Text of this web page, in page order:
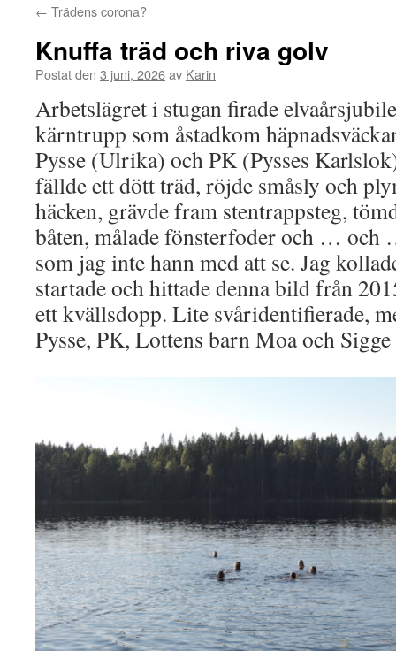
← Trädens corona?
Knuffa träd och riva golv
Postat den 3 juni, 2026av Karin
Arbetslägret i stugan firade
kärntrupp som åstadkom
Pysse (Ulrika) och PK (Pysses
fällde ett dött träd, röjde småsly och
häcken, grävde fram stentrappsteg,
båten, målade fönsterfoder och … och
som jag inte hann med att se. Jag
startade och hittade denna bild från
ett kvällsdopp. Lite svåridentifierade,
Pysse, PK, Lottens barn Moa och